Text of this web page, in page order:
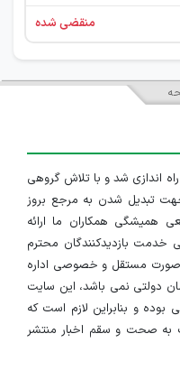
منقضی شده
سایت ایران استخدام در تاریخ ۱۳۹۱/۱/۱۰ راه اندازی شد و با تلاش گروهی
تبدیل شدن به مرجع بروز
همیشگی همکاران ما ارائه
بازدیدکنندگان محترم
صورت مستقل و خصوصی اداره
دولتی نمی باشد، این سایت
و بنابراین لازم است که
به صحت و سقم اخبار منتشر